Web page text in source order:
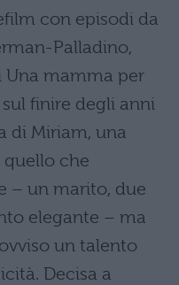
con episodi da
Palladino,
Una mamma per
finire degli anni
di Miriam, una
che
– un marito, due
elegante – ma
un talento
Decisa a